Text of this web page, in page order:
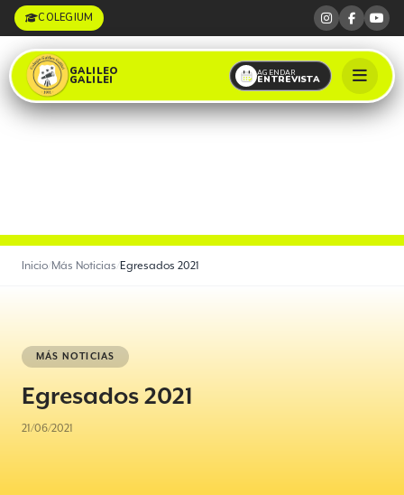
COLEGIUM
GALILEO
GALILEI
AGENDAR
ENTREVISTA
Inicio/Más Noticias/Egresados 2021
MÁS NOTICIAS
Egresados 2021
21/06/2021